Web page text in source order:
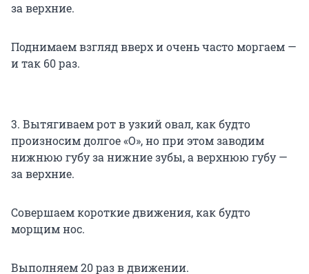
за верхние.
Поднимаем взгляд вверх и очень часто моргаем —
и так 60 раз.
3. Вытягиваем рот в узкий овал, как будто
произносим долгое «О», но при этом заводим
нижнюю губу за нижние зубы, а верхнюю губу —
за верхние.
Совершаем короткие движения, как будто
морщим нос.
Выполняем 20 раз в движении.